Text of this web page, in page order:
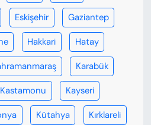
Eskişehir Gaziantep
Hakkari Hatay
Karabük
Kastamonu Kayseri
Kütahya Kırklareli